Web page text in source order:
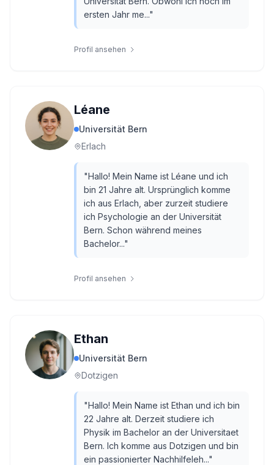
ersten Jahr me..."
Profil ansehen
Léane
Universität Bern
Erlach
"Hallo! Mein Name ist Léane und ich
bin 21 Jahre alt. Ursprünglich komme
ich aus Erlach, aber zurzeit studiere
ich Psychologie an der Universität
Bern. Schon während meines
Bachelor..."
Profil ansehen
Ethan
Universität Bern
Dotzigen
"Hallo! Mein Name ist Ethan und ich bin
22 Jahre alt. Derzeit studiere ich
Physik im Bachelor an der Universitaet
Bern. Ich komme aus Dotzigen und bin
ein passionierter Nachhilfeleh..."